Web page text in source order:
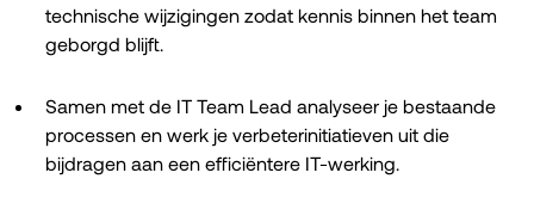
technische wijzigingen zodat kennis binnen het team
geborgd blijft.
Samen met de IT Team Lead analyseer je bestaande
processen en werk je verbeterinitiatieven uit die
bijdragen aan een efficiëntere IT-werking.